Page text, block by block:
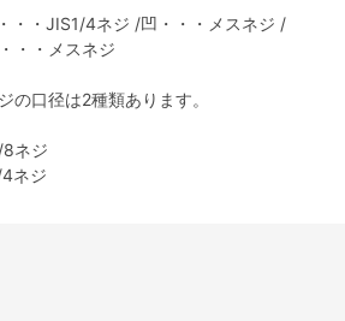
・・JIS1/4ネジ /凹・・・メスネジ /
・・メスネジ
の口径は2種類あります。
8ネジ
ネジ